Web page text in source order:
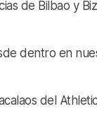
de Bilbao y
dentro en
del